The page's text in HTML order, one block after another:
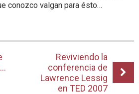
conozco valgan para ésto…
Reviviendo la
conferencia de
Lawrence Lessig
en TED 2007